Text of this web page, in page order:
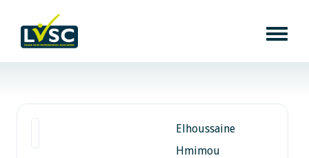
Elhoussaine
Hmimou